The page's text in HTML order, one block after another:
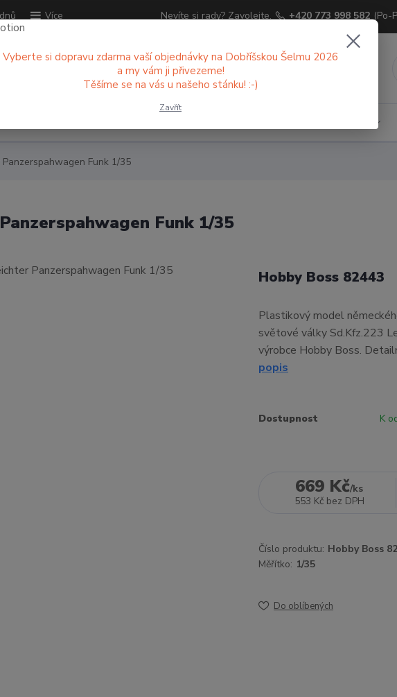
Více Nevíte si rady? Zavolejte. +420 773 998 582 (Po-
Funk 1/35
Funk 1/35
Hobby Boss 82443
Plastikový model
světové války Sd.Kfz.223
výrobce Hobby Boss.
popis
Dostupnost K
669 Kč/ks
553 Kč bez DPH
Číslo produktu: Hobby Boss
Měřítko: 1/35
Do oblíbených
Vyberte si dopravu zdarma vaší objednávky na Dobříšskou Šelmu 2026
a my vám ji přivezeme!
Těšíme se na vás u našeho stánku! :-)
Zavřít